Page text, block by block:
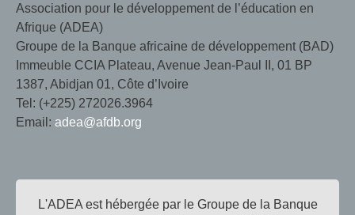
Association pour le développement de l’éducation en
Afrique (ADEA)
Groupe de la Banque africaine de développement (BAD)
Immeuble CCIA Plateau, Avenue Jean-Paul II, 01 BP
1387, Abidjan 01, Côte d’Ivoire
Tel: (+225) 272026.3964
Email: adea@afdb.org
L'ADEA est hébergée par le Groupe de la Banque